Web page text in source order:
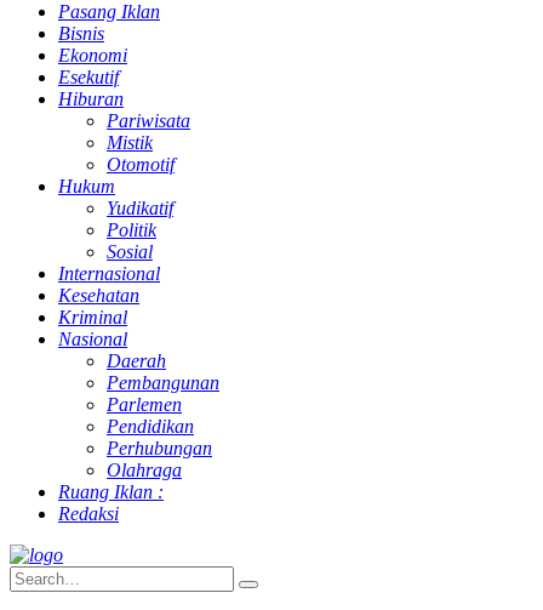
Pasang Iklan
Bisnis
Ekonomi
Esekutif
Hiburan
Pariwisata
Mistik
Otomotif
Hukum
Yudikatif
Politik
Sosial
Internasional
Kesehatan
Kriminal
Nasional
Daerah
Pembangunan
Parlemen
Pendidikan
Perhubungan
Olahraga
Ruang Iklan :
Redaksi